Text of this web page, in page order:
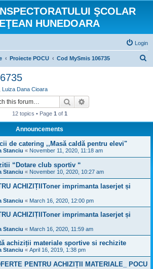
ŞCOLAR
HUNEDOARA
Login
Proiecte POCU Cod MySmis 106735
Luiza Dana Cioara
Search
12 topics • Page 1 of 1
Announcements
de catering ,,Masă caldă pentru elevi"
Stanciu « November 11, 2020, 11:18 am
“Dotare club sportiv “
Stanciu « November 10, 2020, 10:27 am
ACHIZIȚIIToner imprimanta laserjet și
Stanciu « March 16, 2020, 12:00 pm
ACHIZIȚIIToner imprimanta laserjet și
Stanciu « March 16, 2020, 11:59 am
achiziții materiale sportive si rechizite
Stanciu « April 16, 2019, 1:38 pm
PENTRU ACHIZIȚII MATERIALE_ POCU